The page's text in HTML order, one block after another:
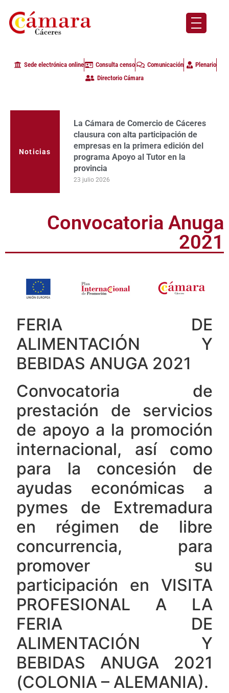
Sede electrónica online Consulta censo Comunicación
Plenario
Directorio Cámara
Noticias
La Cámara de Comercio de Cáceres
clausura con alta participación de
empresas en la primera edición del
programa Apoyo al Tutor en la
provincia
23 julio 2026
Convocatoria Anuga
2021
FERIA DE
ALIMENTACIÓN Y
BEBIDAS ANUGA 2021
Convocatoria de
prestación de servicios
de apoyo a la promoción
internacional, así como
para la concesión de
ayudas económicas a
pymes de Extremadura
en régimen de libre
concurrencia, para
promover su
participación en VISITA
PROFESIONAL A LA
FERIA DE
ALIMENTACIÓN Y
BEBIDAS ANUGA 2021
(COLONIA – ALEMANIA).